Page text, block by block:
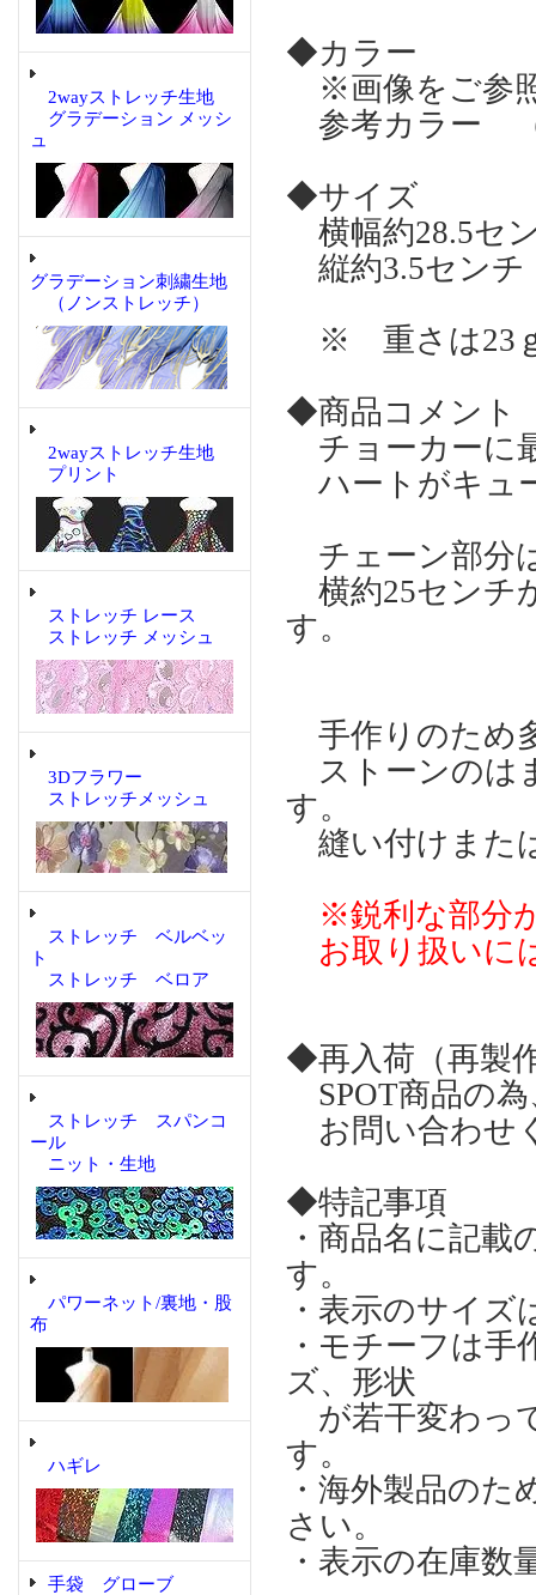
2wayストレッチ生地
グラデーション メッシ
ュ
グラデーション刺繍生地
（ノンストレッチ）
2wayストレッチ生地
プリント
ストレッチ レース
ストレッチ メッシュ
3Dフラワー
ストレッチメッシュ
ストレッチ ベルベッ
ト
ストレッチ ベロア
ストレッチ スパンコ
ール
ニット・生地
パワーネット/裏地・股
布
ハギレ
手袋 グローブ
◆カラー
※画像をご参
参考カラー
◆サイズ
横幅約28.5セ
縦約3.5センチ
※ 重さは23ｇ
◆商品コメント
チョーカーに
ハートがキュ
チェーン部分
横約25センチ
す。
手作りのため
ストーンのは
す。
縫い付けまた
※鋭利な部分
お取り扱いに
◆再入荷（再
SPOT商品の
お問い合わせ
◆特記事項
・商品名に記
す。
・表示のサイ
・モチーフは
ズ、形状
が若干変わっ
す。
・海外製品の
さい。
・表示の在庫